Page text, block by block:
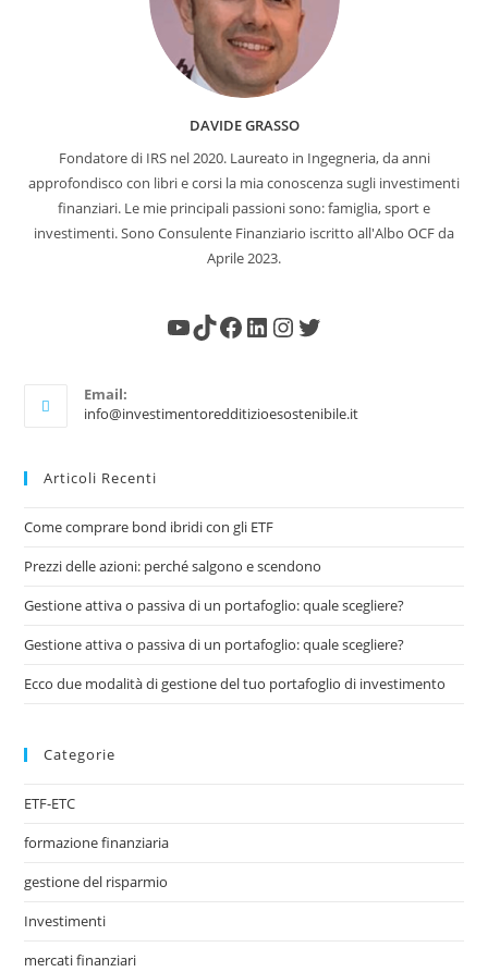
DAVIDE GRASSO
Fondatore di IRS nel 2020. Laureato in Ingegneria, da anni
approfondisco con libri e corsi la mia conoscenza sugli investimenti
finanziari. Le mie principali passioni sono: famiglia, sport e
investimenti. Sono Consulente Finanziario iscritto all'Albo OCF da
Aprile 2023.
Email:
info@investimentoredditizioesostenibile.it
Articoli Recenti
Come comprare bond ibridi con gli ETF
Prezzi delle azioni: perché salgono e scendono
Gestione attiva o passiva di un portafoglio: quale scegliere?
Gestione attiva o passiva di un portafoglio: quale scegliere?
Ecco due modalità di gestione del tuo portafoglio di investimento
Categorie
ETF-ETC
formazione finanziaria
gestione del risparmio
Investimenti
mercati finanziari